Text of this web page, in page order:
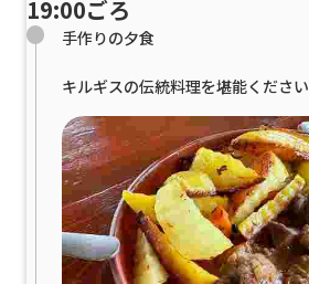
19:00ごろ
手作りの夕食
キルギスの伝統料理を堪能ください